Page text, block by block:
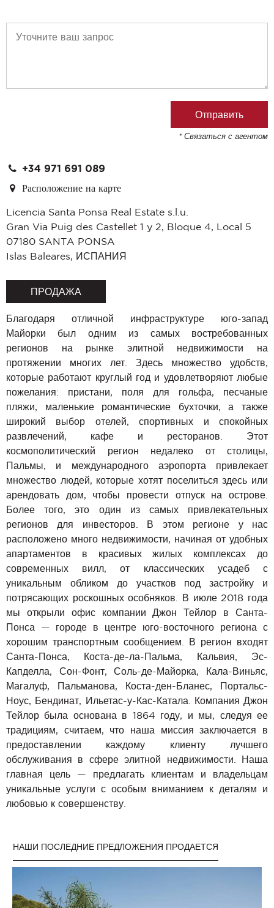
* Связаться с агентом
+34 971 691 089
Расположение на карте
Licencia Santa Ponsa Real Estate s.l.u.
Gran Via Puig des Castellet 1 y 2, Bloque 4, Local 5
07180 SANTA PONSA
Islas Baleares, ИСПАНИЯ
ПРОДАЖА
Благодаря отличной инфраструктуре юго-запад
Майорки был одним из самых востребованных
регионов на рынке элитной недвижимости на
протяжении многих лет. Здесь множество удобств,
которые работают круглый год и удовлетворяют любые
пожелания: пристани, поля для гольфа, песчаные
пляжи, маленькие романтические бухточки, а также
широкий выбор отелей, спортивных и спокойных
развлечений, кафе и ресторанов. Этот
космополитический регион недалеко от столицы,
Пальмы, и международного аэропорта привлекает
множество людей, которые хотят поселиться здесь или
арендовать дом, чтобы провести отпуск на острове.
Более того, это один из самых привлекательных
регионов для инвесторов. В этом регионе у нас
расположено много недвижимости, начиная от удобных
апартаментов в красивых жилых комплексах до
современных вилл, от классических усадеб с
уникальным обликом до участков под застройку и
потрясающих роскошных особняков. В июле 2018 года
мы открыли офис компании Джон Тейлор в Санта-
Понса — городе в центре юго-восточного региона с
хорошим транспортным сообщением. В регион входят
Санта-Понса, Коста-де-ла-Пальма, Кальвия, Эс-
Капделла, Сон-Фонт, Соль-де-Майорка, Кала-Виньяс,
Магалуф, Пальманова, Коста-ден-Бланес, Портальс-
Ноус, Бендинат, Ильетас-у-Кас-Катала. Компания Джон
Тейлор была основана в 1864 году, и мы, следуя ее
традициям, считаем, что наша миссия заключается в
предоставлении каждому клиенту лучшего
обслуживания в сфере элитной недвижимости. Наша
главная цель — предлагать клиентам и владельцам
уникальные услуги с особым вниманием к деталям и
любовью к совершенству.
НАШИ ПОСЛЕДНИЕ ПРЕДЛОЖЕНИЯ ПРОДАЕТСЯ